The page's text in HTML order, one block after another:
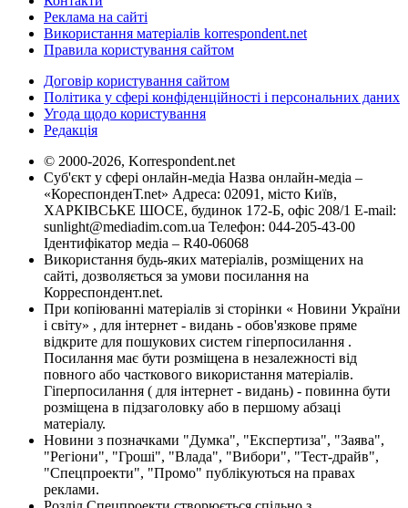
Реклама на сайті
Використання матеріалів korrespondent.net
Правила користування сайтом
Договір користування сайтом
Політика у сфері конфіденційності і персональних даних
Угода щодо користування
Редакція
© 2000-2026, Korrespondent.net
Суб'єкт у сфері онлайн-медіа Назва онлайн-медіа –
«КореспонденТ.net» Адреса: 02091, місто Київ,
ХАРКІВСЬКЕ ШОСЕ, будинок 172-Б, офіс 208/1 E-mail:
sunlight@mediadim.com.ua Телефон: 044-205-43-00
Ідентифікатор медіа – R40-06068
Використання будь-яких матеріалів, розміщених на
сайті, дозволяється за умови посилання на
Корреспондент.net.
При копіюванні матеріалів зі сторінки « Новини України
і світу» , для інтернет - видань - обов'язкове пряме
відкрите для пошукових систем гіперпосилання .
Посилання має бути розміщена в незалежності від
повного або часткового використання матеріалів.
Гіперпосилання ( для інтернет - видань) - повинна бути
розміщена в підзаголовку або в першому абзаці
матеріалу.
Новини з позначками "Думка", "Експертиза", "Заява",
"Регіони", "Гроші", "Влада", "Вибори", "Тест-драйв",
"Спецпроекти", "Промо" публікуються на правах
реклами.